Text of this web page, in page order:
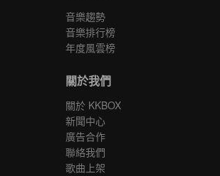
音樂趨勢
音樂排行榜
年度風雲榜
關於我們
關於 KKBOX
新聞中心
廣告合作
聯絡我們
歌曲上架